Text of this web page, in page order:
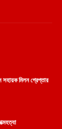
সহায়ক মিলন গ্রেপ্তার